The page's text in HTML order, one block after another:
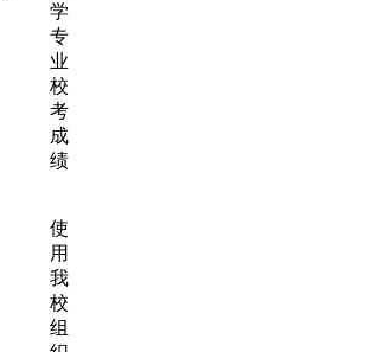
学
专
业
校
考
成
绩
使
用
我
校
组